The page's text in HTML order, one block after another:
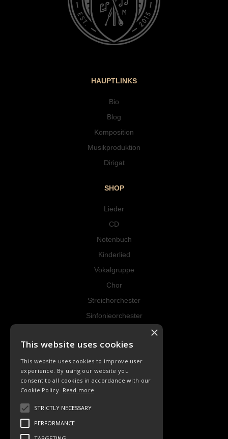
HAUPTLINKS
Bio
Blog
Komposition
Musikproduktion
Dirigat
SHOP
Lieder
CD
Notenbuch
Kinderlied
Vokalgruppe
Chor
Streichorchester
Sinfonieorchester
AGB
Datenschutz
Widerrufsrecht
This website uses cookies
This website uses cookies to improve user
experience. By using our website you
consent to all cookies in accordance with our
Cookie Policy. Read more
STRICTLY NECESSARY
PERFORMANCE
×